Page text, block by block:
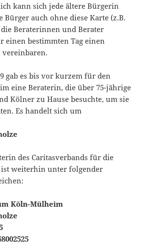
kann sich jede ältere Bürgerin
Bürger auch ohne diese Karte (z.B.
Beraterinnen und Berater
einen bestimmten Tag einen
vereinbaren.
gab es bis vor kurzem für den
eine Beraterin, die über 75-jährige
Kölner zu Hause besuchte, um sie
Es handelt sich um
des Caritasverbands für die
ist weiterhin unter folgender
Köln-Mülheim